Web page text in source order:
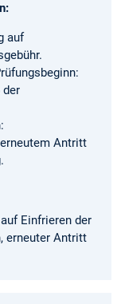
auf
der
Antritt
Einfrieren der
erneuter Antritt